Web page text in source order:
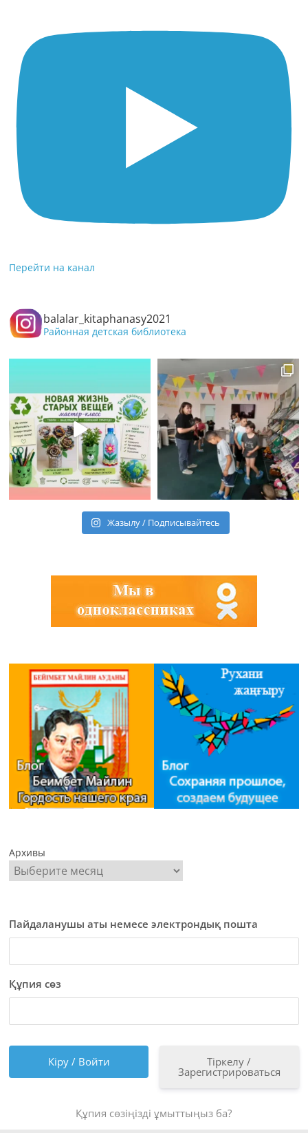
Перейти на канал
balalar_kitaphanasy2021
Районная детская библиотека
Жазылу / Подписывайтесь
Архивы
Пайдаланушы аты немесе электрондық пошта
Құпия сөз
Тіркелу /
Зарегистрироваться
Құпия сөзіңізді ұмыттыңыз ба?